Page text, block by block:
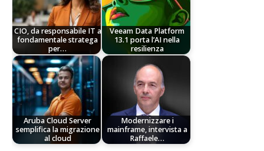
CIO, da responsabile IT a
fondamentale stratega
per…
Veeam Data Platform
13.1 porta l’AI nella
resilienza
Aruba Cloud Server
semplifica la migrazione
al cloud
Modernizzare i
mainframe, intervista a
Raffaele…